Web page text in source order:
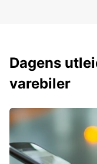
Dagens
varebiler